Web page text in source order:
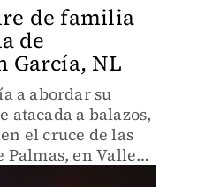
de familia
de
García, NL
a abordar su
atacada a balazos,
el cruce de las
Palmas, en Valle